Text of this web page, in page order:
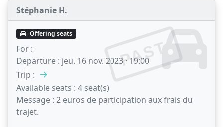
Stéphanie H.
PAST
Offering seats
For :
Departure : jeu. 16 nov. 2023 · 19:00
Trip : →
Available seats : 4 seat(s)
Message : 2 euros de participation aux frais du
trajet.